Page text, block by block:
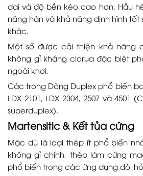
dai và độ bền kéo cao hơn. Hầu
năng hàn và khả năng định hình
khác.
Một số được cải thiện khả năng
không gỉ kháng clorua đặc biệt
ngoài khơi.
Các trong Dòng Duplex phổ biến
LDX 2101, LDX 2304, 2507 và 4501
superduplex).
Martensitic & Kết tủa cứng
Mặc dù là loại thép ít phổ biến
không gỉ chính, thép làm cứng
phổ biến trong các ứng dụng đòi